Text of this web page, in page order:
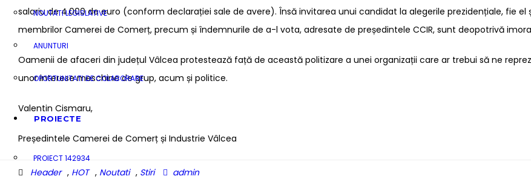
NOUTATI LEGISLATIVE
ANUNTURI
OPORTUNITATI DE COLABORARE
PROIECTE
PROIECT 142934
salariu de 4.000 de euro (conform declarației sale de avere). Însă invitarea unui candidat la alegerile prezidențiale, fie
membrilor Camerei de Comerț, precum și îndemnurile de a-l vota, adresate de președintele CCIR, sunt deopotrivă
Oamenii de afaceri din județul Vâlcea protestează față de această politizare a unei organizații care ar trebui să ne
unor interese meschine de grup, acum și politice.
Valentin Cismaru,
Președintele Camerei de Comerț și Industrie Vâlcea
Header , HOT , Noutati , Stiri admin